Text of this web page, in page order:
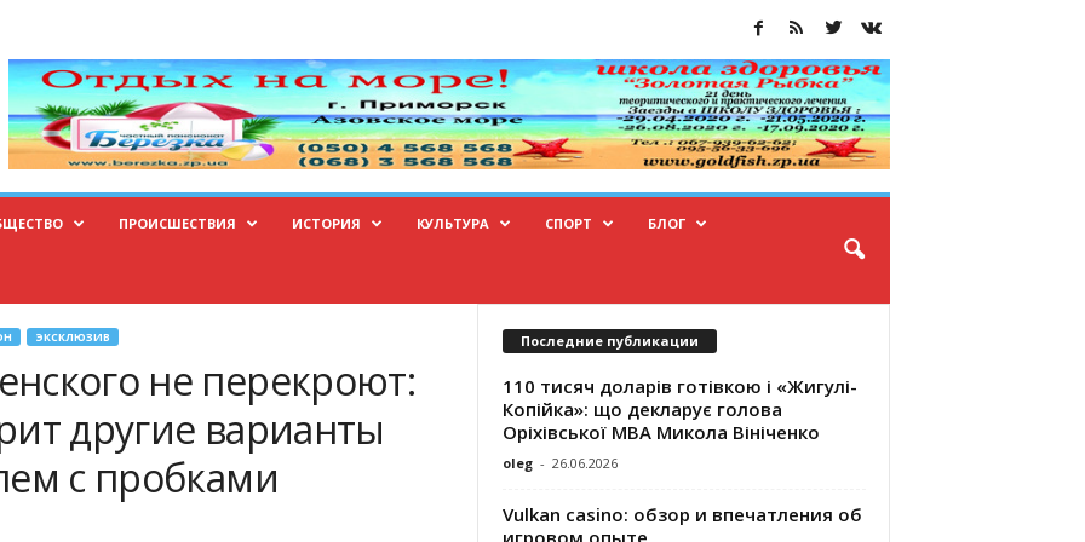
ПРОИСШЕСТВИЯ ИСТОРИЯ КУЛЬТУРА СПОРТ БЛОГ
ЭКСКЛЮЗИВ
не перекроют:
другие варианты
с пробками
Последние публикации
110 тисяч доларів готівкою і «Жигулі-
Копійка»: що декларує голова
Оріхівської МВА Микола Вініченко
oleg - 26.06.2026
Vulkan casino: обзор и впечатления об
игровом опыте